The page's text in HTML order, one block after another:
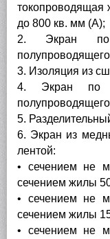
токопроводящая
до 800 кв. мм (А);
2. Экран по
3. Изоляция из
4. Экран по
5.
6. Экран из
лентой:
• сечением не
сечением жилы
• сечением не
сечением жилы
• сечением не